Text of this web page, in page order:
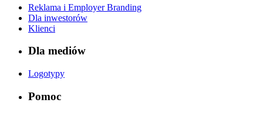
Reklama i Employer Branding
Dla inwestorów
Klienci
Dla mediów
Logotypy
Pomoc